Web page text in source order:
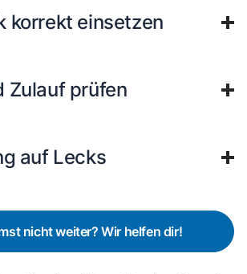
korrekt einsetzen
Zulauf prüfen
auf Lecks
nicht weiter? Wir helfen dir!